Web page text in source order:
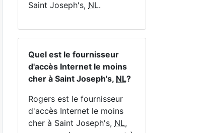
Saint Joseph's, NL.
Quel est le fournisseur
d'accès Internet le moins
cher à Saint Joseph's, NL?
Rogers est le fournisseur
d'accès Internet le moins
cher à Saint Joseph's, NL,